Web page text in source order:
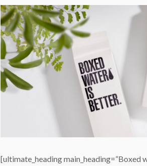
[ultimate_heading main_heading=”Boxed